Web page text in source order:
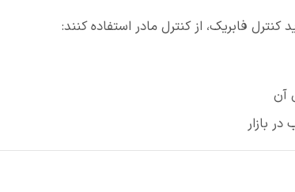
فابریک، از کنترل مادر استفاده کنند:
آن
بازار